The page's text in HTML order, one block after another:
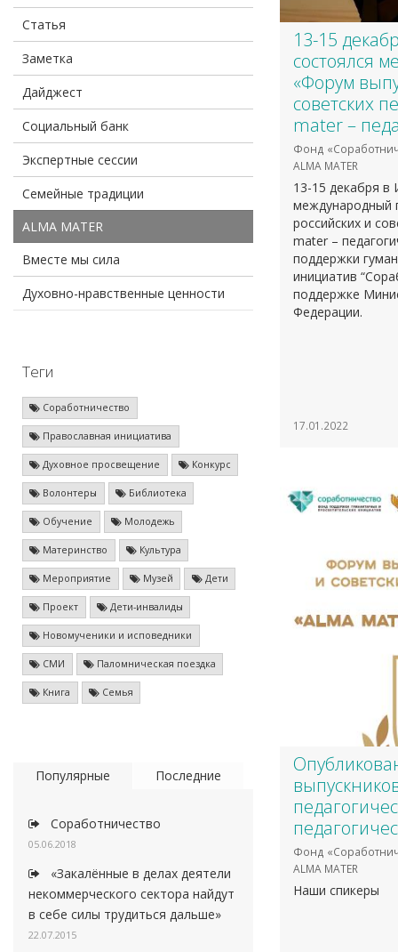
Статья
Заметка
Дайджест
Социальный банк
Экспертные сессии
Семейные традиции
ALMA MATER
Вместе мы сила
Духовно-нравственные ценности
Теги
Соработничество
Православная инициатива
Духовное просвещение Конкурс
Волонтеры Библиотека
Обучение Молодежь
Материнство Культура
Мероприятие Музей Дети
Проект Дети-инвалиды
Новомученики и исповедники
СМИ Паломническая поездка
Книга Семья
Популярные Последние
Соработничество
05.06.2018
«Закалённые в делах деятели
некоммерческого сектора найдут
в себе силы трудиться дальше»
22.07.2015
13-15
состоялся
«Форум
советских
mater –
Фонд
ALMA MATER
13-15 декабря в
международный
российских и
mater –
поддержки
инициатив
поддержке
Федерации.
17.01.2022
Фонд
ALMA MATER
Наши спикеры